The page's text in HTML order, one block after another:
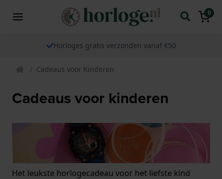
0
Horloges gratis verzonden vanaf €50
Cadeaus voor Kinderen
Cadeaus voor kinderen
Het leukste horlogecadeau voor het liefste kind